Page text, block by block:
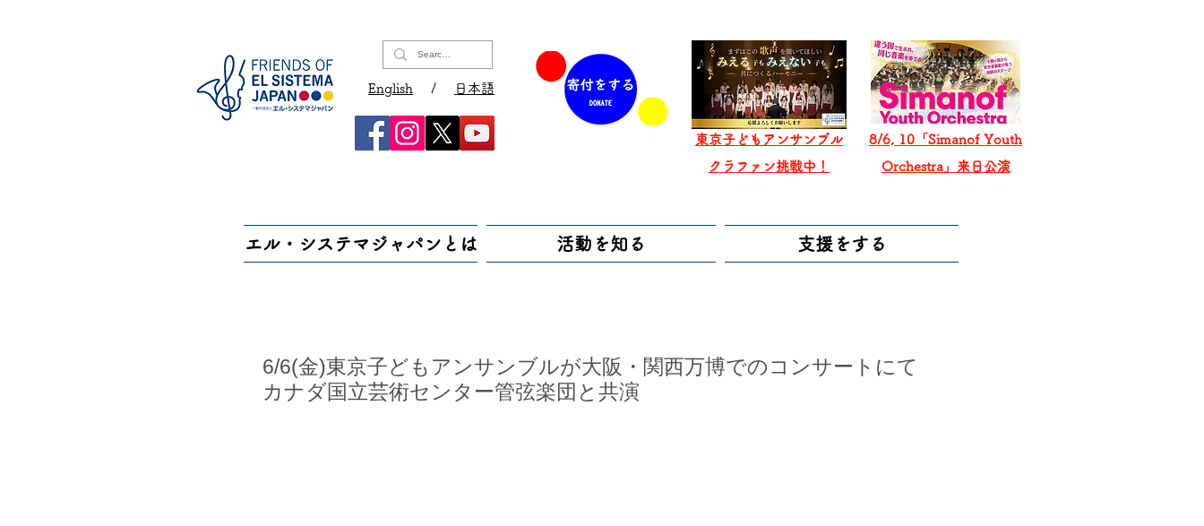
English / 日本語
東京子どもアンサンブル
​クラファン挑戦中！
8/6, 10「Simanof Youth
Orchestra」来日公演
エル・システマジャパンとは 活動を知る 支援をする
6/6(金)東京子どもアンサンブルが大阪・関西万博でのコンサートにて
カナダ国立芸術センター管弦楽団と共演